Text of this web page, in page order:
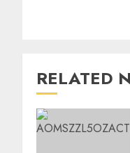
RELATED